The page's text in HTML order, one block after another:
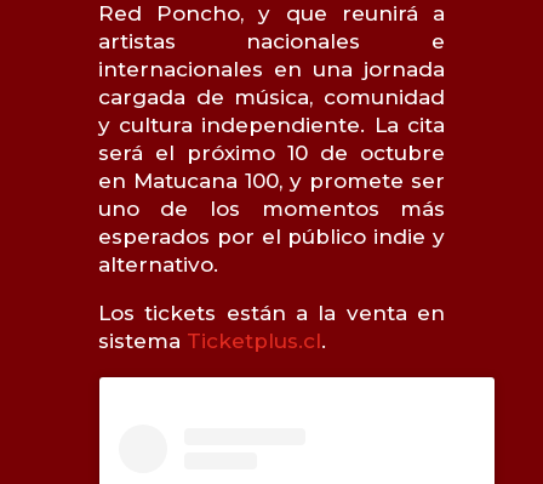
Red Poncho, y que reunirá a
artistas nacionales e
internacionales en una jornada
cargada de música, comunidad
y cultura independiente. La cita
será el próximo 10 de octubre
en Matucana 100, y promete ser
uno de los momentos más
esperados por el público indie y
alternativo.
Los tickets están a la venta en
sistema Ticketplus.cl.